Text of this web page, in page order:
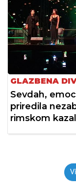
GLAZBENA
Sevdah,
priredila
rimskom